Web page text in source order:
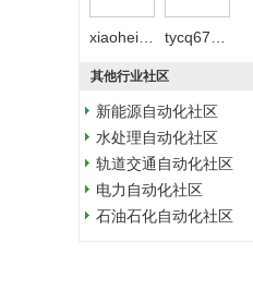
其他行业社区
新能源自动化社区
水处理自动化社区
轨道交通自动化社区
电力自动化社区
石油石化自动化社区